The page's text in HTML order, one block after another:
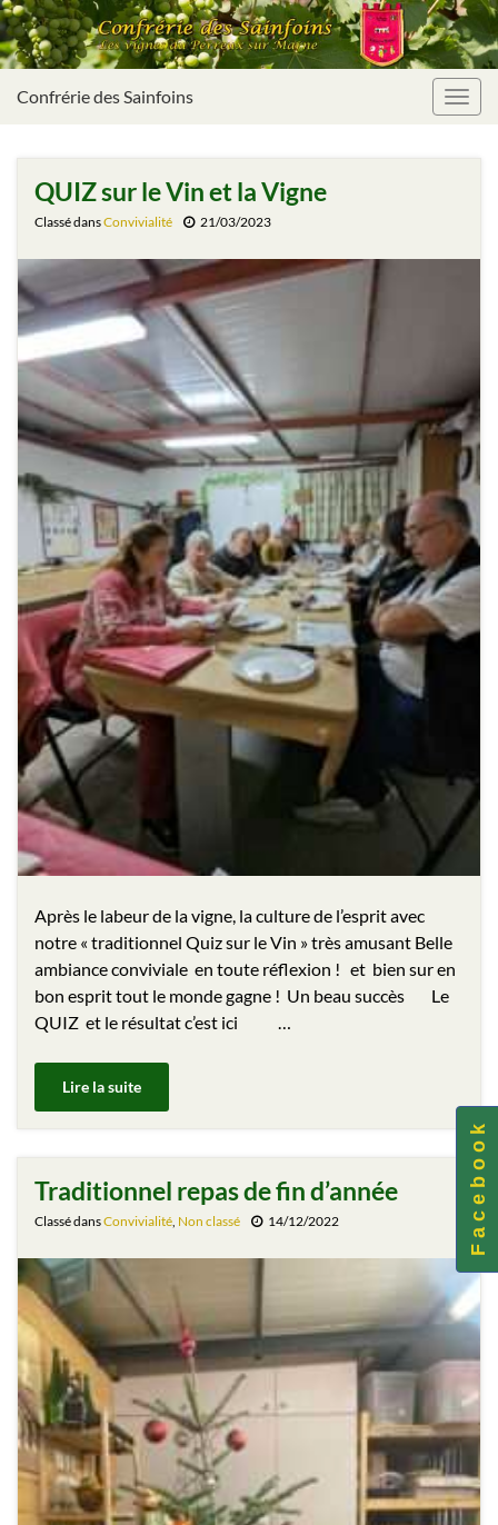
Confrérie des Sainfoins
QUIZ sur le Vin et la Vigne
Classé dansConvivialité 21/03/2023
Après le labeur de la vigne, la culture de l’esprit avec
notre « traditionnel Quiz sur le Vin » très amusant Belle
ambiance conviviale en toute réflexion ! et bien sur en
bon esprit tout le monde gagne ! Un beau succès Le
QUIZ et le résultat c’est ici …
Lire la suite
Traditionnel repas de fin d’année
Classé dansConvivialité, Non classé 14/12/2022 F a c e b o o k